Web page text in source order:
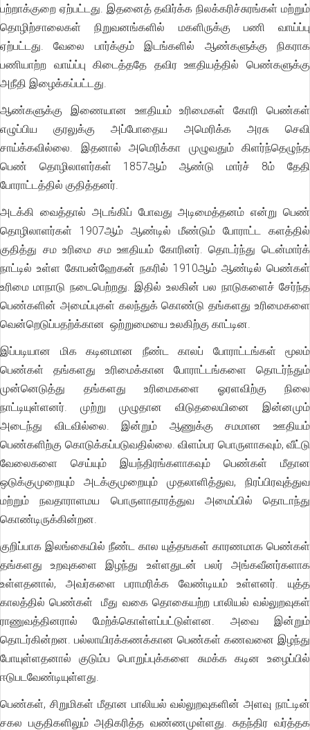
பற்றாக்குறை ஏற்பட்டது. இதனைத் தவிர்க்க நிலக்கரிச்சுரங்கள் மற்றும்
தொழிற்சாலைகள் நிறுவனங்களில் மகளிருக்கு பணி வாய்ப்பு
ஏற்பட்டது. வேலை பார்க்கும் இடங்களில் ஆண்களுக்கு நிகராக
பணியாற்ற வாய்ப்பு கிடைத்ததே தவிர ஊதியத்தில் பெண்களுக்கு
அநீதி இழைக்கப்பட்டது.
ஆண்களுக்கு இணையான ஊதியம் உரிமைகள் கோரி பெண்கள்
எழுப்பிய குரலுக்கு அப்போதைய அமெரிக்க அரசு செவி
சாய்க்கவில்லை. இதனால் அமெரிக்கா முழுவதும் கிளர்ந்தெழுந்த
பெண் தொழிலாளர்கள் 1857ஆம் ஆண்டு மார்ச் 8ம் தேதி
போராட்டத்தில் குதித்தனர்.
அடக்கி வைத்தால் அடங்கிப் போவது அடிமைத்தனம் என்று பெண்
தொழிலாளர்கள் 1907ஆம் ஆண்டில் மீண்டும் போராட்ட களத்தில்
குதித்து சம உரிமை சம ஊதியம் கோரினர். தொடர்ந்து டென்மார்க்
நாட்டில் உள்ள கோபன்ஹேகன் நகரில் 1910ஆம் ஆண்டில் பெண்கள்
உரிமை மாநாடு நடைபெற்றது. இதில் உலகின் பல நாடுகளைச் சேர்ந்த
பெண்களின் அமைப்புகள் கலந்துக் கொண்டு தங்களது உரிமைகளை
வென்றெடுப்பதற்க்கான ஒற்றுமையை உலகிற்கு காட்டின.
இப்படியான மிக கடினமான நீண்ட காலப் போராட்டங்கள் மூலம்
பெண்கள் தங்களது உரிமைக்கான போராட்டங்களை தொடர்ந்தும்
முன்னெடுத்து தங்களது உரிமைகளை ஓரளவிற்கு நிலை
நாட்டியுள்ளனர். முற்று முழுதான விடுதலையினை இன்னமும்
அடைந்து விடவில்லை. இன்றும் ஆணுக்கு சமமான ஊதியம்
பெண்களிற்கு கொடுக்கப்படுவதில்லை. விளம்பர பொருளாகவும், வீட்டு
வேலைகளை செய்யும் இயந்திரங்களாகவும் பெண்கள் மீதான
ஒடுக்குமுறையும் அடக்குமுறையும் முதலாளித்துவ, நிரப்பிரவுத்துவ
மற்றும் நவதாராளமய பொருளாதாரத்துவ அமைப்பில் தொடாந்து
கொண்டிருக்கின்றன.
குறிப்பாக இலங்கையில் நீண்ட கால யுத்தஙகள் காரணமாக பெண்கள்
தங்களது உறவுகளை இழந்து உள்ளதுடன் பலர் அங்கவீனர்களாக
உள்ளதனால், அவர்களை பராமரிக்க வேண்டியம் உள்ளனர். யுத்த
காலத்தில் பெண்கள் மீது வகை தொகையற்ற பாலியல் வல்லுறவுகள்
ராணுவத்தினரால் மேற்க்கொள்ளப்பட்டுள்ளன. அவை இன்றும்
தொடர்கின்றன. பல்லாயிரக்கணக்கான பெண்கள் கணவனை இழந்து
போயுள்ளதனால் குடும்ப பொறுப்புக்களை சுமக்க கடின உழைப்பில்
ஈடுபடவேண்டியுள்ளது.
பெண்கள், சிறுமிகள் மீதான பாலியல் வல்லுறவுகளின் அளவு நாட்டின்
சகல பகுதிகளிலும் அதிகரித்த வண்ணமுள்ளது. சுதந்திர வர்த்தக